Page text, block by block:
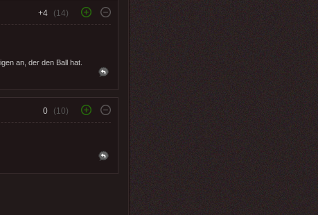
+4 (14)
an, der den Ball hat.
0 (10)